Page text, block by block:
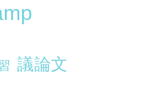
議論文